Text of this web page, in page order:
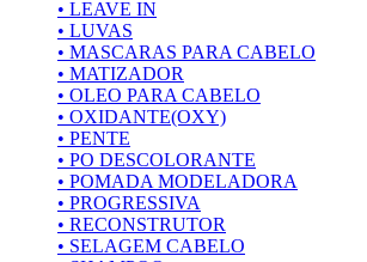
• LEAVE IN
• LUVAS
• MASCARAS PARA CABELO
• MATIZADOR
• OLEO PARA CABELO
• OXIDANTE(OXY)
• PENTE
• PO DESCOLORANTE
• POMADA MODELADORA
• PROGRESSIVA
• RECONSTRUTOR
• SELAGEM CABELO